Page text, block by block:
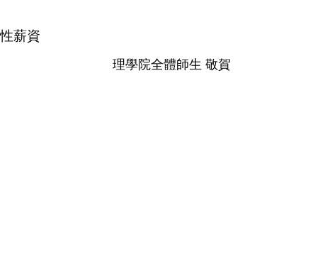
薪資
理學院全體師生 敬賀